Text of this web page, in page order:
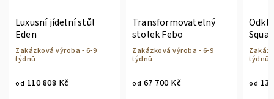
Luxusní jídelní stůl
Eden
Zakázková výroba - 6-9
týdnů
od 110 808 Kč
Transformovatelný
stolek Febo
Zakázková výroba - 6-9
týdnů
od 67 700 Kč
týdnů
od 13